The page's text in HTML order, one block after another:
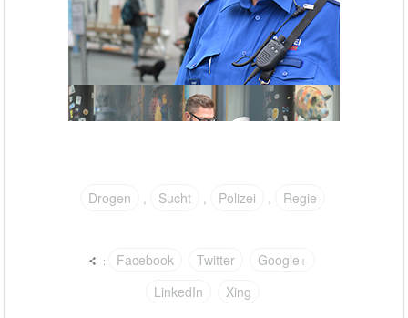
Drogen Sucht Polizei Regie
: Facebook Twitter
Google+
LinkedIn
Xing